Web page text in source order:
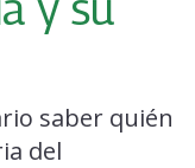
saber quién
del